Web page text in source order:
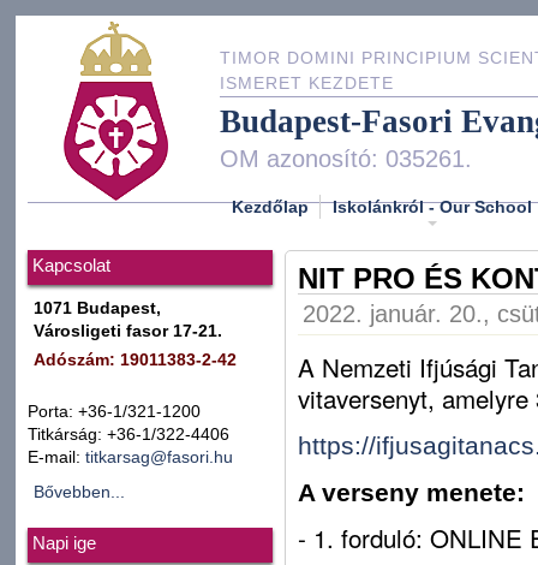
TIMOR DOMINI PRINCIPIUM
ISMERET KEZDETE
Budapest-Fasori
OM azonosító: 035261.
Kezdőlap Iskolánkról - Our School
Kapcsolat
1071 Budapest,
Városligeti fasor 17-21.
Adószám: 19011383-2-42
Porta: +36-1/321-1200
Titkárság: +36-1/322-4406
E-mail: titkarsag@fasori.hu
Bővebben...
Napi ige
NIT PRO ÉS
2022. január. 20.,
A Nemzeti Ifjúsági
vitaversenyt, amelyre
https://
A verseny menete:
- 1. forduló: ONLINE